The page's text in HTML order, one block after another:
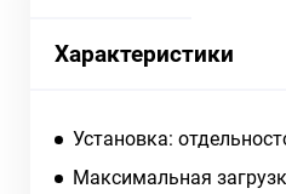
Характеристики
Установка:
Максимальная